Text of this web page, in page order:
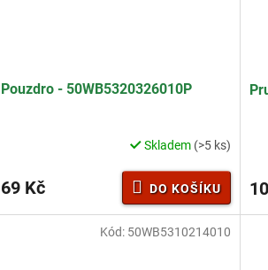
Pouzdro - 50WB5320326010P
Skladem (>5 ks)
69 Kč DO KOŠÍKU
Kód: 50WB5310214010